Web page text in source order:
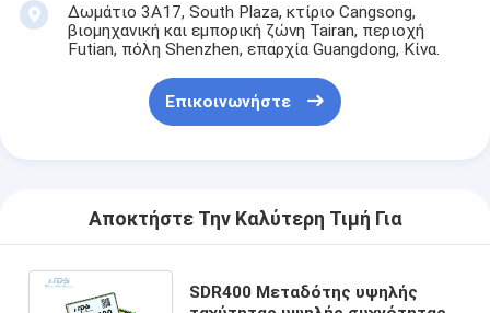
Δωμάτιο 3Α17, South Plaza, κτίριο Cangsong,
βιομηχανική και εμπορική ζώνη Tairan, περιοχή
Futian, πόλη Shenzhen, επαρχία Guangdong, Κίνα.
Επικοινωνήστε
Αποκτήστε Την Καλύτερη Τιμή Για
SDR400 Μεταδότης υψηλής